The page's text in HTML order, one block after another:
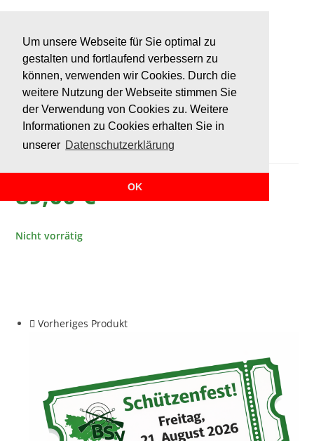
Um unsere Webseite für Sie optimal zu
gestalten und fortlaufend verbessern zu
können, verwenden wir Cookies. Durch die
weitere Nutzung der Webseite stimmen Sie
der Verwendung von Cookies zu. Weitere
Informationen zu Cookies erhalten Sie in
unserer Datenschutzerklärung
OK
Ausgewählt:
Tisch 15 – Freitag,…
89,00€
Nicht vorrätig
Vorheriges Produkt